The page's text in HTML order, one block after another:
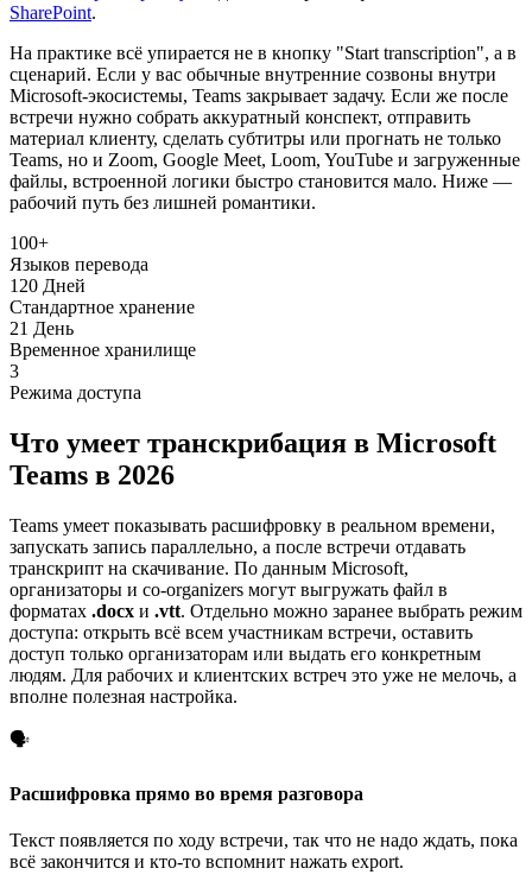
SharePoint.
На практике всё упирается не в кнопку "Start transcription", а в
сценарий. Если у вас обычные внутренние созвоны внутри
Microsoft-экосистемы, Teams закрывает задачу. Если же после
встречи нужно собрать аккуратный конспект, отправить
материал клиенту, сделать субтитры или прогнать не только
Teams, но и Zoom, Google Meet, Loom, YouTube и загруженные
файлы, встроенной логики быстро становится мало. Ниже —
рабочий путь без лишней романтики.
100+
Языков перевода
120 Дней
Стандартное хранение
21 День
Временное хранилище
3
Режима доступа
Что умеет транскрибация в Microsoft
Teams в 2026
Teams умеет показывать расшифровку в реальном времени,
запускать запись параллельно, а после встречи отдавать
транскрипт на скачивание. По данным Microsoft,
организаторы и co-organizers могут выгружать файл в
форматах .docx и .vtt. Отдельно можно заранее выбрать режим
доступа: открыть всё всем участникам встречи, оставить
доступ только организаторам или выдать его конкретным
людям. Для рабочих и клиентских встреч это уже не мелочь, а
вполне полезная настройка.
🗣️
Расшифровка прямо во время разговора
Текст появляется по ходу встречи, так что не надо ждать, пока
всё закончится и кто-то вспомнит нажать export.